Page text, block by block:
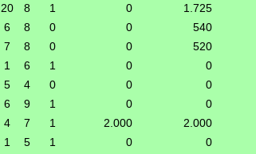
20 8 1 0 1.725
6 8 0 0 540
7 8 0 0 520
1 6 1 0 0
5 4 0 0 0
6 9 1 0 0
4 7 1 2.000 2.000
1 5 1 0 0